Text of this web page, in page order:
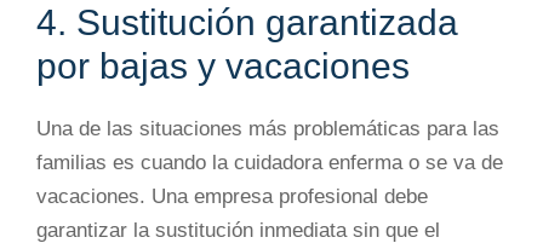
4. Sustitución garantizada
por bajas y vacaciones
Una de las situaciones más problemáticas para las
familias es cuando la cuidadora enferma o se va de
vacaciones. Una empresa profesional debe
garantizar la sustitución inmediata sin que el